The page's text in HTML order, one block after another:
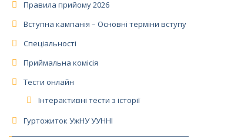
Правила прийому 2026
Вступна кампанія – Основні терміни вступу
Спеціальності
Приймальна комісія
Тести онлайн
Інтерактивні тести з історії
Гуртожиток УжНУ УУННІ